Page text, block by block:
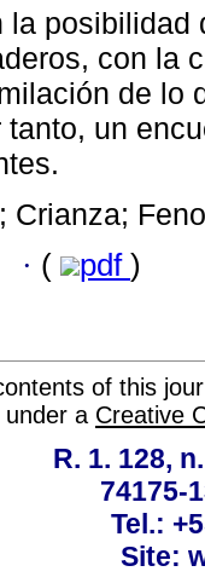
la
con la
de lo
tanto, un
Crianza;
· ( pdf )
of this
under a Creative
R. 1. 128,
74175-
Tel.:
Site: